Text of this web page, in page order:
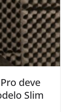
deve
Slim